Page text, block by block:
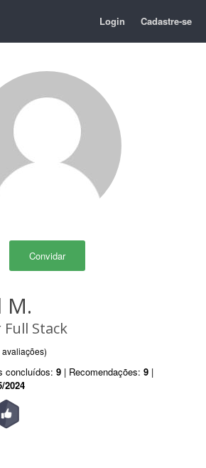
Login Cadastre-se
Convidar
M.
Stack
avaliações)
concluídos: 9 | Recomendações: 9 |
2024